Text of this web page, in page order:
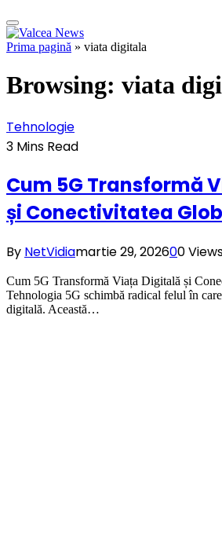
Prima pagină » viata digitala
Browsing: viata
Tehnologie
3 Mins Read
Cum 5G Transformă
și Conectivitatea
By NetVidiamartie 29, 202600
Cum 5G Transformă Viața Digitală și
Tehnologia 5G schimbă radical felul în
digitală. Această…